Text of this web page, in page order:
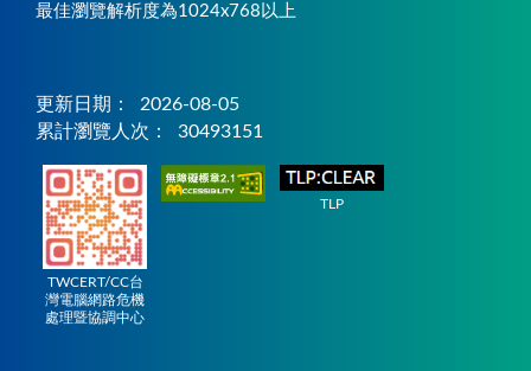
最佳瀏覽解析度為1024x768以上
更新日期：
2026-08-05
累計瀏覽人次：
30493151
TWCERT/CC台
灣電腦網路危機
處理暨協調中心
TLP